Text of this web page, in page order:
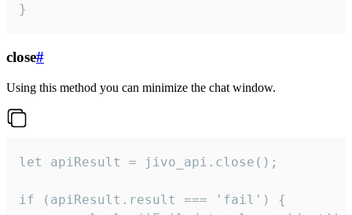
}
close#
Using this method you can minimize the chat window.
let apiResult = jivo_api.close();
if (apiResult.result === 'fail') {